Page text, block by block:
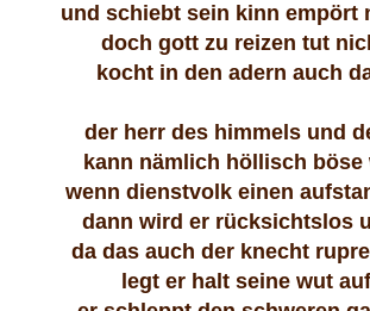
und schiebt sein kinn empört
doch gott zu reizen tut
kocht in den adern auch
der herr des himmels und
kann nämlich höllisch böse
wenn dienstvolk einen
dann wird er rücksichtslos
da das auch der knecht
legt er halt seine wut